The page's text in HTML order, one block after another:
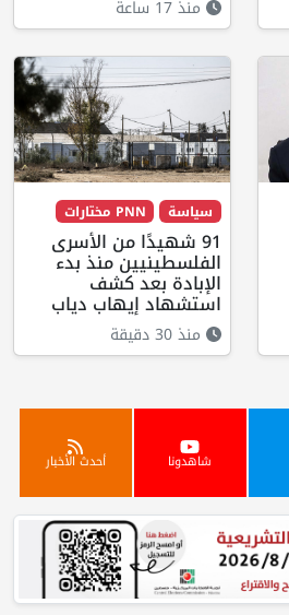
منذ 17 ساعة
سياسة PNN مختارات
91 شهيدًا من الأسرى
الفلسطينيين منذ بدء
الإبادة بعد كشف
استشهاد إيهاب دياب
منذ 30 دقيقة
شاهدونا أحدث الأخبار